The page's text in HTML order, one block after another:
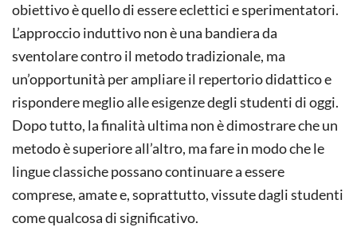
obiettivo è quello di essere eclettici e sperimentatori.
L’approccio induttivo non è una bandiera da
sventolare contro il metodo tradizionale, ma
un’opportunità per ampliare il repertorio didattico e
rispondere meglio alle esigenze degli studenti di oggi.
Dopo tutto, la finalità ultima non è dimostrare che un
metodo è superiore all’altro, ma fare in modo che le
lingue classiche possano continuare a essere
comprese, amate e, soprattutto, vissute dagli studenti
come qualcosa di significativo.